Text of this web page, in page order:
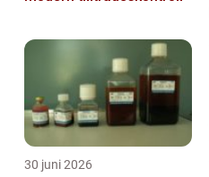
30 juni 2026